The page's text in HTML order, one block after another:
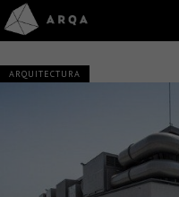
ARQUITECTURA